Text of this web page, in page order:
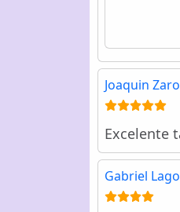
Joaquin
Excelente
Gabriel